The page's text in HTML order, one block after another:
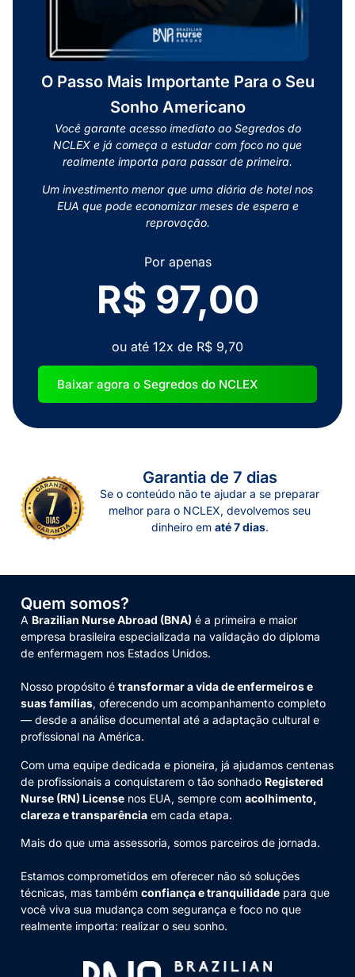
O Passo Mais Importante Para o Seu
Sonho Americano
Você garante acesso imediato ao Segredos do
NCLEX e já começa a estudar com foco no que
realmente importa para passar de primeira.
Um investimento menor que uma diária de hotel nos
EUA que pode economizar meses de espera e
reprovação.
Por apenas
R$ 97,00
ou até 12x de R$ 9,70
Baixar agora o Segredos do NCLEX
Garantia de 7 dias
Se o conteúdo não te ajudar a se preparar
melhor para o NCLEX, devolvemos seu
dinheiro em até 7 dias.
Quem somos?
A Brazilian Nurse Abroad (BNA) é a primeira e maior
empresa brasileira especializada na validação do diploma
de enfermagem nos Estados Unidos.
Nosso propósito é transformar a vida de enfermeiros e
suas famílias, oferecendo um acompanhamento completo
— desde a análise documental até a adaptação cultural e
profissional na América.
Com uma equipe dedicada e pioneira, já ajudamos centenas
de profissionais a conquistarem o tão sonhado Registered
Nurse (RN) License nos EUA, sempre com acolhimento,
clareza e transparência em cada etapa.
Mais do que uma assessoria, somos parceiros de jornada.
Estamos comprometidos em oferecer não só soluções
técnicas, mas também confiança e tranquilidade para que
você viva sua mudança com segurança e foco no que
realmente importa: realizar o seu sonho.